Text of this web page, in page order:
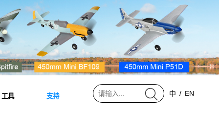
工具 支持 中 / EN